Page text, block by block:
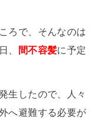
ろで、そんなのは
、
間不容髪に予定
生したので、人々
へ避難する必要が